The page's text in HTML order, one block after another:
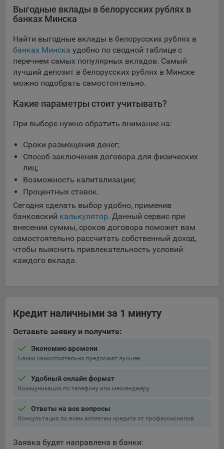
конфиденциальности Яндекс
Google Analytics – сервис веб-аналитики,
Google Data Protection Office, 1600 Amphitheatre Pkwy,
Mountain View, CA 94043, USA.Политика
конфиденциальности Google.
Matomo — это система веб-аналитики, которая позволяет
следит за доступностью сервисов, предоставляемых
Адрес: ООО «Рэкун технолоджи», 220069 г. Минск, пр-т
Дзержинского, д.3Б, пом.44.
рекламу на площадке VK пользователям, которые
посещали сайт.
Адрес: ООО «ВК», РФ, 125167, г. Москва, Ленинградский
проспект, д. 39, стр. 79, БЦ «SkyLight».
Технические настройки
Технические настройки хранят технические данные вашего
выбора (например, языкового). Техническая аналитика
используется для обеспечения корректной работы сайта.
Компании, которой мы поручаем обработку данных для
данной цели:
пом.44.
Рекламные Cookie
Отключение рекламных cookie-файлы не позволит
Сайта, исходя из предпочтений пользователя, а также
осуществлять подбор рекламы, иных рекламных
назначению для каждого конкретного пользователя.
данной цели:
Сохранить мои изменения
Сохранить по умолчанию
Выгодные вклады в белорусских рублях в
банках Минска
Найти выгодные вклады в белорусских рублях в
банках Минска удобно по сводной таблице с
перечнем самых популярных вкладов. Самый
лучший депозит в белорусских рублях в Минске
можно подобрать самостоятельно.
Какие параметры стоит учитывать?
При выборе нужно обратить внимание на:
Сроки размещения денег;
Способ заключения договора для физических
лиц;
Возможность капитализации;
Процентных ставок.
Сегодня сделать выбор удобно, применив
банковский калькулятор. Данный сервис при
внесении суммы, сроков договора поможет вам
самостоятельно рассчитать собственный доход,
чтобы выяснить привлекательность условий
каждого вклада.
Кредит наличными за 1 минуту
Оставьте заявку и получите:
Экономию времени
Банки самостоятельно предложат лучшее
Удобный онлайн формат
Коммуникация по телефону или мессенджеру
Ответы на все вопросы
Консультация по всем аспектам кредита от профессионалов
Заявка будет направлена в банки: